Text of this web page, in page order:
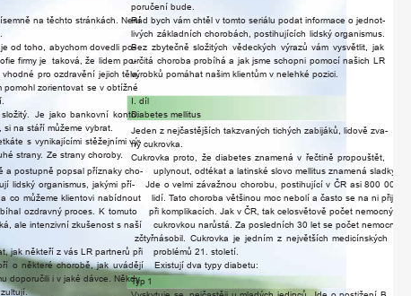
na těchto stránkách. Není
je od toho, abychom dovedli po-
firmy je taková, že lidem po-
vhodné pro ozdravění jejich těla.
pomohl zorientovat se v obtížné
složitý. Je jako bankovní konto.
si na stáří můžeme vybrat.
s vynikajícími stěžejními vý-
strany. Ze strany choroby.
a postupně popsal příznaky cho- uplynout, odtékat a latinské slovo mellitus znamená sladký.
lidský organismus, jakými pří- Jde o velmi závažnou chorobu, postihující v ČR asi 800 000
co můžeme klientovi nabídnout lidí. Tato choroba většinou moc nebolí a často se na ni přijde
ozdravný proces. K tomuto při komplikacích. Jak v ČR, tak celosvětově počet nemocných
ale intenzivní zkušenost s naší cukrovkou narůstá. Za posledních 30 let se počet nemocných
zčtyřnásobil. Cukrovka je jedním z největších medicínských
jak někteří z vás LR partnerů při problémů 21. století.
o některé chorobě, jak uvádějí Existují dva typy diabetu:
doporučili i v jaké dávce. Někdy
poručení bude.
Rád bych vám chtěl v tomto seriálu podat informace o jednot-
livých základních chorobách, postihujících lidský organismus.
Bez zbytečně složitých vědeckých výrazů vám vysvětlit, jak
určitá choroba probíhá a jak jsme schopni pomocí našich LR
výrobků pomáhat našim klientům v nelehké pozici.
I. díl
Diabetes mellitus
Jeden z nejčastějších takzvaných tichých zabijáků, lidově zva-
ný cukrovka.
Cukrovka proto, že diabetes znamená v řečtině propouštět,
Typ 1